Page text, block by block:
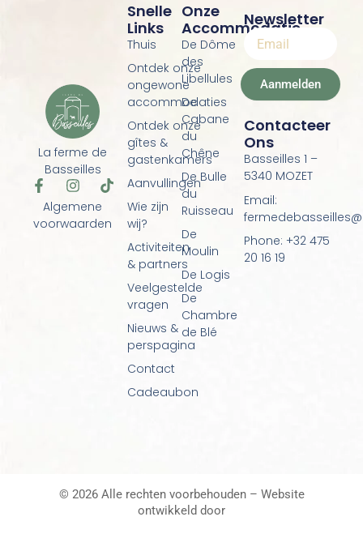
La ferme de
Basseilles
F
a
c
e
I
s
t
T
t
Algemene
voorwaarden
Onze
Accommodatie
De Dôme
des
Libellules
De
Cabane
du
Chêne
De Bulle
du
Ruisseau
De
Moulin
De Logis
De
Chambre
de Blé
Snelle
Links
Thuis
Ontdek onze
ongewone
accommodaties
Ontdek onze
gîtes &
gastenkamers
Aanvullingen
Wie zijn
wij?
Activiteiten
& partners
Veelgestelde
vragen
Nieuws &
perspagina
Contact
Cadeaubon
Newsletter
Aanmelden
Contacteer
Ons
Basseilles 1 –
5340 MOZET
Email:
Phone: +32 475
20 16 19
© 2026 Alle rechten voorbehouden – Website
ontwikkeld door